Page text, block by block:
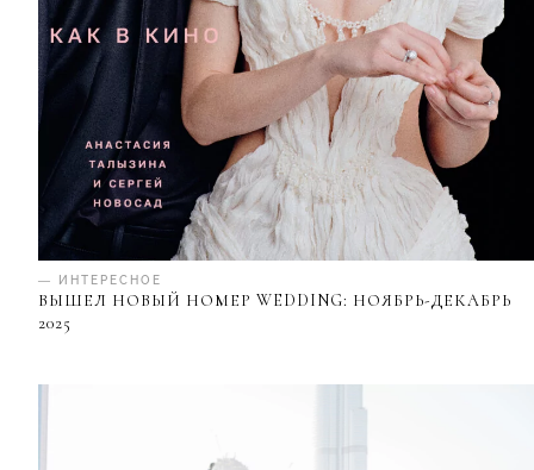
— ИНТЕРЕСНОЕ
ВЫШЕЛ НОВЫЙ НОМЕР WEDDING: НОЯБРЬ-ДЕКАБРЬ
2025